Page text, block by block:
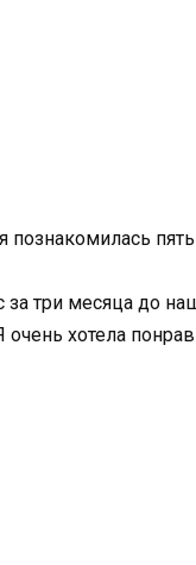
пять
за три месяца до
очень хотела